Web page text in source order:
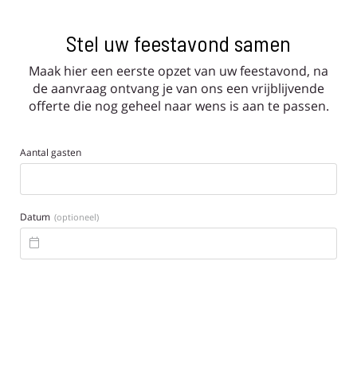
Stel uw feestavond samen
Maak hier een eerste opzet van uw feestavond, na
de aanvraag ontvang je van ons een vrijblijvende
offerte die nog geheel naar wens is aan te passen.
Aantal gasten
Datum (optioneel)
